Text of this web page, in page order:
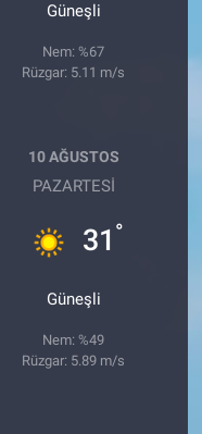
Güneşli
Nem: %67
Rüzgar: 5.11 m/s
10 AĞUSTOS
PAZARTESI
31 °
Güneşli
Nem: %49
Rüzgar: 5.89 m/s